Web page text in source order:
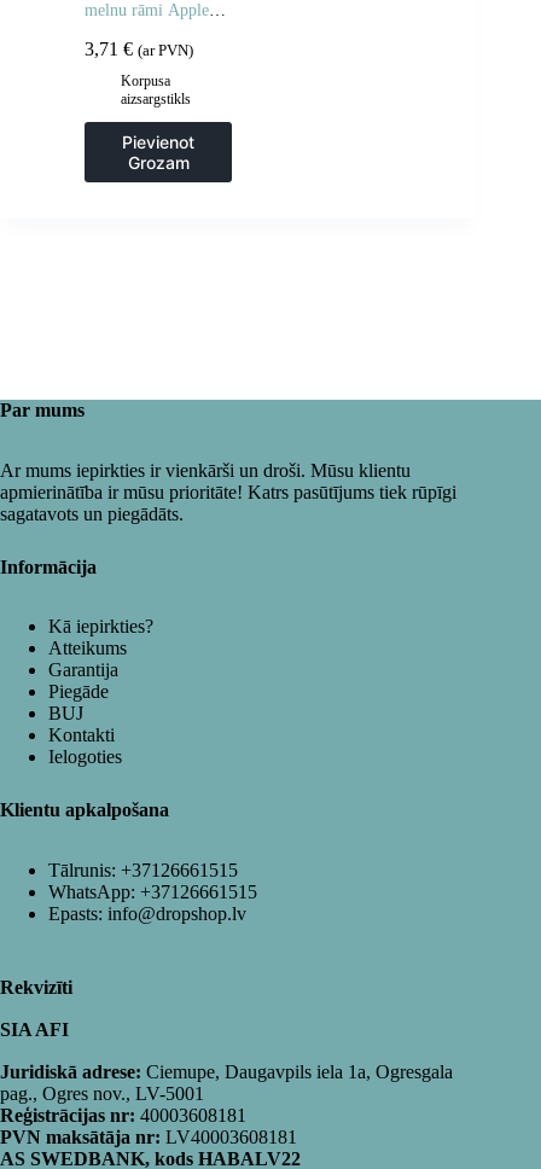
melnu rāmi Apple
Glue – 2 gab.
3,71 € (ar PVN)
Korpusa
aizsargstikls
Pievienot
Grozam
Par mums
Ar mums iepirkties ir vienkārši un droši. Mūsu klientu
apmierinātība ir mūsu prioritāte! Katrs pasūtījums tiek rūpīgi
sagatavots un piegādāts.
Informācija
Kā iepirkties?
Atteikums
Garantija
Piegāde
BUJ
Kontakti
Ielogoties
Klientu apkalpošana
Tālrunis: +37126661515
WhatsApp: +37126661515
Epasts: info@dropshop.lv
Rekvizīti
SIA AFI
Juridiskā adrese: Ciemupe, Daugavpils iela 1a, Ogresgala
pag., Ogres nov., LV-5001
Reģistrācijas nr: 40003608181
PVN maksātāja nr: LV40003608181
AS SWEDBANK, kods HABALV22